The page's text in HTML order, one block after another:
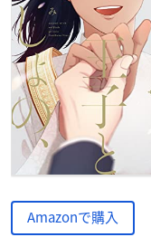
Amazonで購入